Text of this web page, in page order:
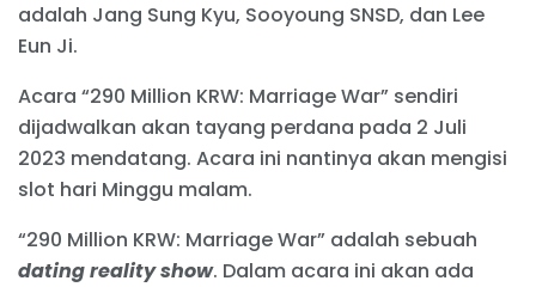
adalah Jang Sung Kyu, Sooyoung SNSD, dan Lee
Eun Ji.
Acara “290 Million KRW: Marriage War” sendiri
dijadwalkan akan tayang perdana pada 2 Juli
2023 mendatang. Acara ini nantinya akan mengisi
slot hari Minggu malam.
“290 Million KRW: Marriage War” adalah sebuah
dating reality show. Dalam acara ini akan ada